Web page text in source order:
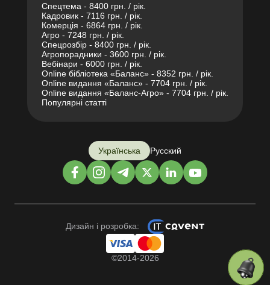
Спецтема - 8400 грн. / рік.
Кадровик - 7116 грн. / рік.
Комерція - 6864 грн. / рік.
Агро - 7248 грн. / рік.
Спецрозбір - 8400 грн. / рік.
Агропорадники - 3600 грн. / рік.
Вебінари - 6000 грн. / рік.
Online бібліотека «Баланс» - 8352 грн. / рік.
Online видання «Баланс» - 7704 грн. / рік.
Online видання «Баланс-Агро» - 7704 грн. / рік.
Популярні статті
Українська Русский
Дизайн і розробка:
©2014-2026